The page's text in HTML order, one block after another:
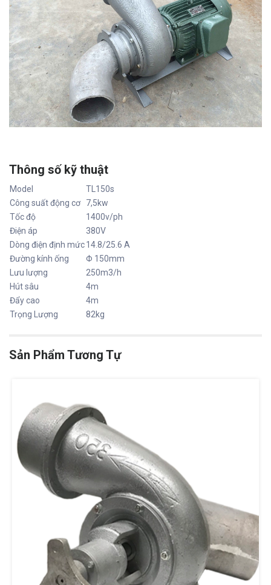
Thông số kỹ thuật
Model
TL150s
Công suất động cơ
7,5kw
Tốc độ
1400v/ph
Điện áp
380V
Dòng điện định mức14.8/25.6 A
Đường kính ống
Φ 150mm
Lưu lượng
250m3/h
Hút sâu
4m
Đẩy cao
4m
Trọng Lượng
82kg
Sản Phẩm Tương Tự